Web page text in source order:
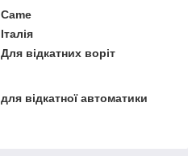
Came
Італія
Для відкатних воріт
для відкатної автоматики